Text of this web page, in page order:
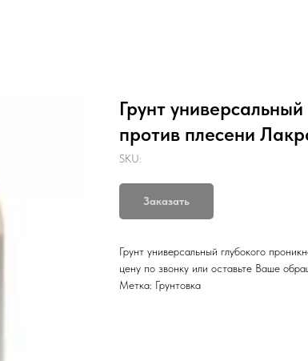
Грунт
против плесени
SKU:
Заказать
Грунт универсальный глубокого
цену по звонку или оставьте Ваше
Метка: Грунтовка